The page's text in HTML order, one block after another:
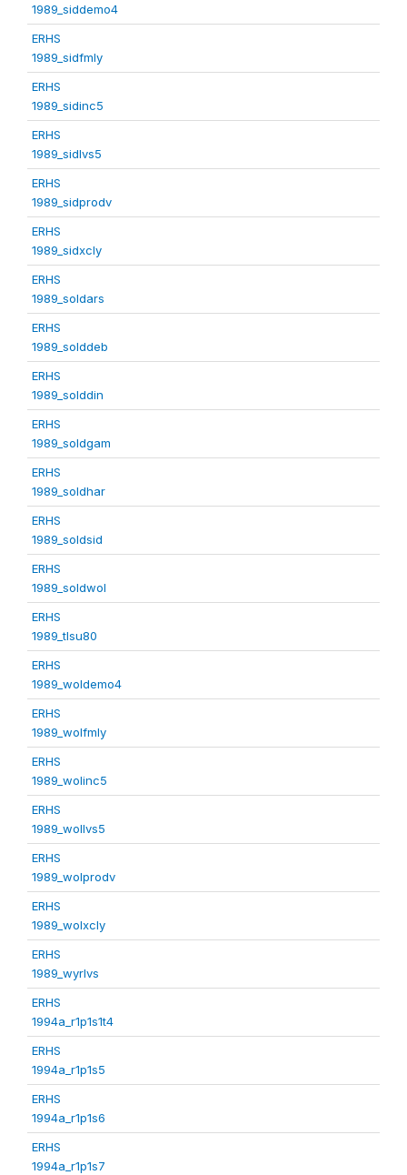
1989_siddemo4
ERHS
1989_sidfmly
ERHS
1989_sidinc5
ERHS
1989_sidlvs5
ERHS
1989_sidprodv
ERHS
1989_sidxcly
ERHS
1989_soldars
ERHS
1989_solddeb
ERHS
1989_solddin
ERHS
1989_soldgam
ERHS
1989_soldhar
ERHS
1989_soldsid
ERHS
1989_soldwol
ERHS
1989_tlsu80
ERHS
1989_woldemo4
ERHS
1989_wolfmly
ERHS
1989_wolinc5
ERHS
1989_wollvs5
ERHS
1989_wolprodv
ERHS
1989_wolxcly
ERHS
1989_wyrlvs
ERHS
1994a_r1p1s1t4
ERHS
1994a_r1p1s5
ERHS
1994a_r1p1s6
ERHS
1994a_r1p1s7